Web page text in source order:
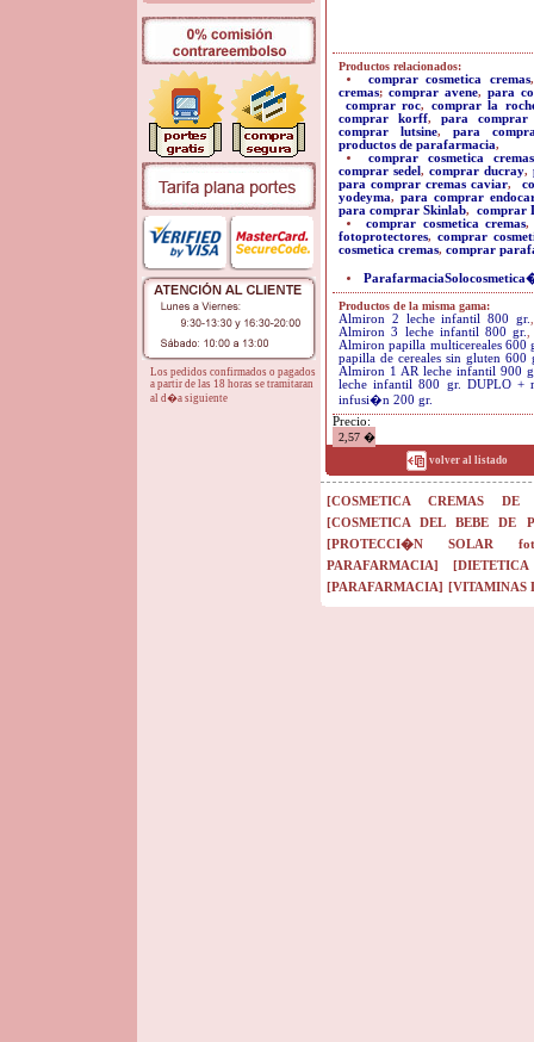
Los pedidos confirmados o pagados
a partir de las 18 horas se tramitaran
al d�a siguiente
Productos relacionados:
comprar cosmetica cremas
cremas; comprar avene, para
comprar roc, comprar la
comprar korff,para comprar
comprar lutsine,para
productos de parafarmacia,
comprar cosmetica cremas
comprar sedel, comprar ducray,
para comprar cremas caviar,
yodeyma,para comprar
para comprar Skinlab, comprar
comprar cosmetica cremas
fotoprotectores,comprar
cosmetica cremas, comprar
Productos de la misma gama:
Almiron 2 leche infantil 800 gr.
Almiron 3 leche infantil 800 gr.
Almiron papilla multicereales 600
papilla de cereales sin gluten 600
Almiron 1 AR leche infantil 900
leche infantil 800 gr. DUPLO +
infusi�n 200 gr.
Precio:
2,57 �
volver al listado
[COSMETICA CREMAS DE
[COSMETICA DEL BEBE DE
[PROTECCI�N SOLAR
PARAFARMACIA]
[PARAFARMACIA] [VITAMINAS